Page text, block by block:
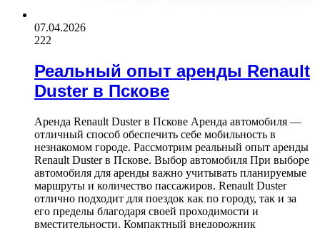
07.04.2026
222
Реальный опыт аренды Renault
Duster в Пскове
Аренда Renault Duster в Пскове Аренда автомобиля —
отличный способ обеспечить себе мобильность в
незнакомом городе. Рассмотрим реальный опыт аренды
Renault Duster в Пскове. Выбор автомобиля При выборе
автомобиля для аренды важно учитывать планируемые
маршруты и количество пассажиров. Renault Duster
отлично подходит для поездок как по городу, так и за
его пределы благодаря своей проходимости и
вместительности. Компактный внедорожник